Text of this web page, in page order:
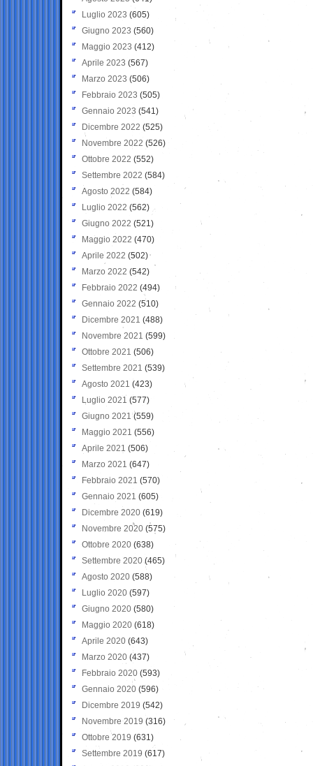
Luglio 2023 (605)
Giugno 2023 (560)
Maggio 2023 (412)
Aprile 2023 (567)
Marzo 2023 (506)
Febbraio 2023 (505)
Gennaio 2023 (541)
Dicembre 2022 (525)
Novembre 2022 (526)
Ottobre 2022 (552)
Settembre 2022 (584)
Agosto 2022 (584)
Luglio 2022 (562)
Giugno 2022 (521)
Maggio 2022 (470)
Aprile 2022 (502)
Marzo 2022 (542)
Febbraio 2022 (494)
Gennaio 2022 (510)
Dicembre 2021 (488)
Novembre 2021 (599)
Ottobre 2021 (506)
Settembre 2021 (539)
Agosto 2021 (423)
Luglio 2021 (577)
Giugno 2021(559)
Maggio 2021 (556)
Aprile 2021 (506)
Marzo 2021 (647)
Febbraio 2021 (570)
Gennaio 2021 (605)
Dicembre 2020 (619)
Novembre 2020 (575)
Ottobre 2020 (638)
Settembre 2020(465)
Agosto 2020 (588)
Luglio 2020 (597)
Giugno 2020 (580)
Maggio 2020 (618)
Aprile 2020 (643)
Marzo 2020 (437)
Febbraio 2020 (593)
Gennaio 2020 (596)
Dicembre 2019 (542)
Novembre 2019 (316)
Ottobre 2019 (631)
Settembre 2019 (617)